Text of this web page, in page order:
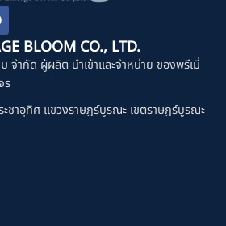
BLOOM CO., LTD.
จำกัด ผู้ผลิต นำเข้าและจำหน่าย ของพรีเมี่
ร
ชาอุทิศ แขวงราษฎร์บูรณะ เขตราษฎร์บูรณะ